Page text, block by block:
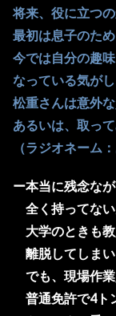
将来、役に立つ
最初は息子のた
今では自分の趣
なっている気がし
松重さんは意外
あるいは、取っ
（ラジオネーム
ー本当に残念な
全く持ってない
大学のときも
離脱してしまい
でも、現場作
普通免許で4ト